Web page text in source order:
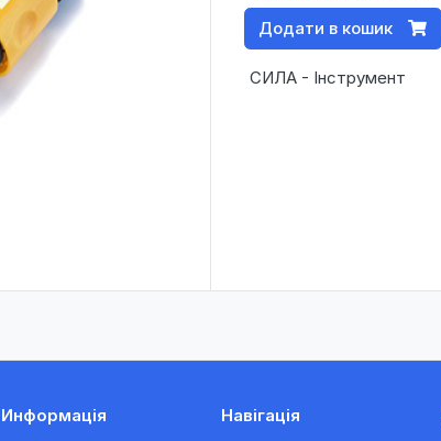
Додати в кошик
СИЛА - Інструмент
Информація Навігація